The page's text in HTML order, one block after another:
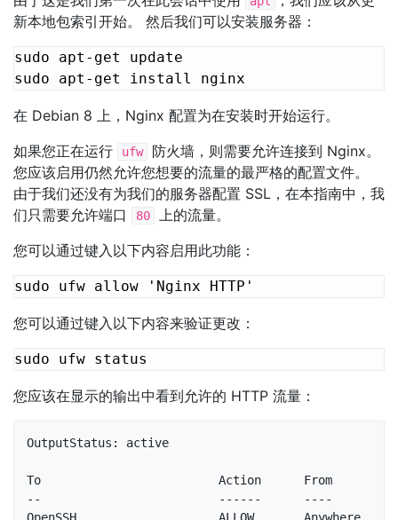
新本地包索引开始。 然后我们可以安装服务器：
sudo apt-get update
在 Debian 8 上，Nginx 配置为在安装时开始运行。
如果您正在运行
ufw
防火墙，则需要允许连接到 Nginx。
您应该启用仍然允许您想要的流量的最严格的配置文件。
由于我们还没有为我们的服务器配置 SSL，在本指南中，我
们只需要允许端口
80
上的流量。
您可以通过键入以下内容启用此功能：
您可以通过键入以下内容来验证更改：
您应该在显示的输出中看到允许的 HTTP 流量：
OutputStatus: active
To                         Action      From
--                         ------      ----